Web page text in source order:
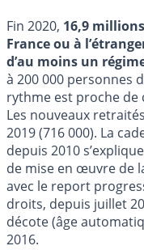
Fin 2020, 16,9
France ou à
d’au moins un
à 200 000 personnes
rythme est proche de
Les nouveaux
2019 (716 000). La
depuis 2010
de mise en œuvre de
avec le report
droits, depuis juillet
décote (âge
2016.